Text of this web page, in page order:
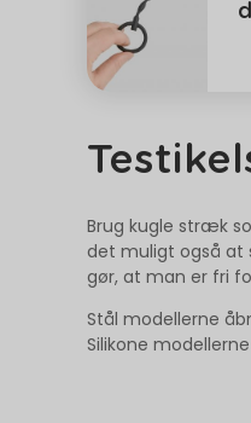
Brug kugle stræk
det muligt også at
gør, at man er fri
Stål modellerne
Silikone